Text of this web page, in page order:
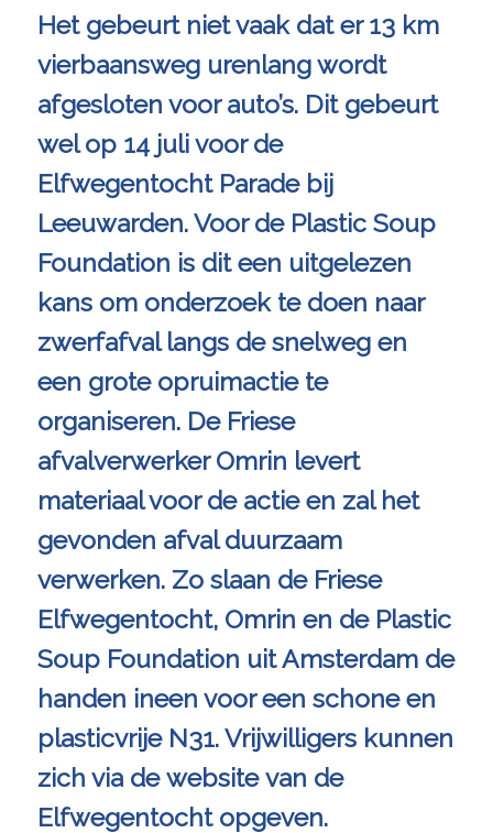
Het gebeurt niet vaak dat er 13 km
vierbaansweg urenlang wordt
afgesloten voor auto’s. Dit gebeurt
wel op 14 juli voor de
Elfwegentocht Parade bij
Leeuwarden. Voor de Plastic Soup
Foundation is dit een uitgelezen
kans om onderzoek te doen naar
zwerfafval langs de snelweg en
een grote opruimactie te
organiseren. De Friese
afvalverwerker Omrin levert
materiaal voor de actie en zal het
gevonden afval duurzaam
verwerken. Zo slaan de Friese
Elfwegentocht, Omrin en de Plastic
Soup Foundation uit Amsterdam de
handen ineen voor een schone en
plasticvrije N31. Vrijwilligers kunnen
zich via dewebsitevan de
Elfwegentocht opgeven.